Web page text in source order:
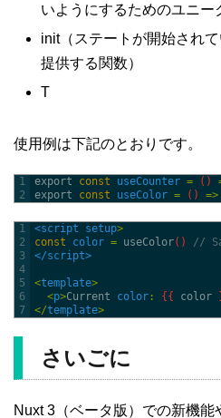
いようにするためのユニー
init（ステートが開始され
提供する関数）
T
使用例は下記のとおりです。
1
2
export const useCounter = ( )
export const useColor = ( ) =>
1
2
3
4
5
6
7
<script setup>
const
color = useColor( )
//
</script>
<template>
<p>Current color : {{ color
</template>
さいごに
Nuxt 3（ベータ版）での新機能